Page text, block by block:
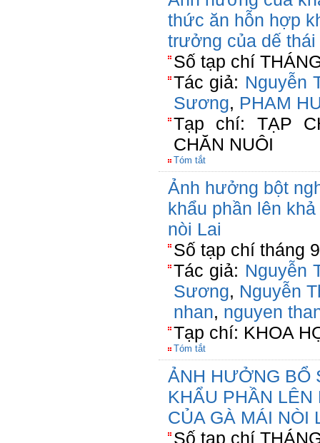
thức ăn hỗn hợp
trưởng của dế
Số tạp chí
Tác giả: Nguyễn
Sương, PHAM
Tạp chí: TẠP
CHĂN NUÔI
Tóm tắt
Ảnh hưởng bột
khẩu phần lên
nòi Lai
Số tạp chí tháng
Tác giả: Nguyễn
Sương, Nguyễn
nhan, nguyen
Tạp chí: KHOA
Tóm tắt
ẢNH HƯỞNG BỔ
KHẨU PHẦN
CỦA GÀ MÁI NÒI
Số tạp chí